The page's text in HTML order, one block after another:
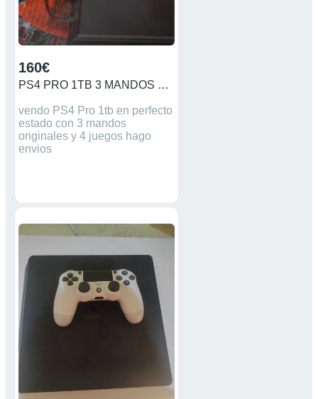
160€
PS4 PRO 1TB 3 MANDOS 4 JUEGOS PS4 PRO 1TB 3 MANDOS 4 JUEGOS
vendo PS4 Pro 1tb en perfecto
estado con 3 mandos
originales y 4 juegos hago
envios